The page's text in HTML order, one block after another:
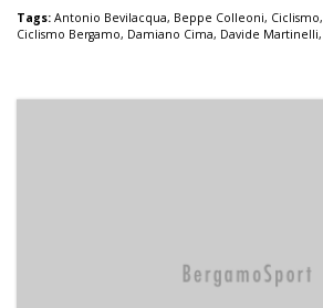
Tags: Antonio Bevilacqua, Beppe Colleoni, Ciclismo,
Ciclismo Bergamo, Damiano Cima, Davide Martinelli,